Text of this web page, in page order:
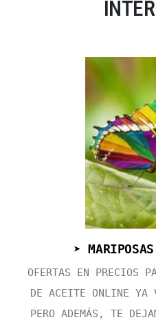
➤
OFERTAS EN PRECIOS
DE ACEITE ONLINE YA
PERO ADEMÁS, TE